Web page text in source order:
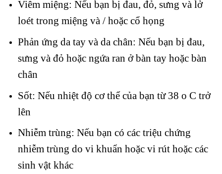
Viêm miệng: Nếu bạn bị đau, đỏ, sưng và lở
loét trong miệng và / hoặc cổ họng
Phản ứng da tay và da chân: Nếu bạn bị đau,
sưng và đỏ hoặc ngứa ran ở bàn tay hoặc bàn
chân
Sốt: Nếu nhiệt độ cơ thể của bạn từ 38 o C trở
lên
Nhiễm trùng: Nếu bạn có các triệu chứng
nhiễm trùng do vi khuẩn hoặc vi rút hoặc các
sinh vật khác